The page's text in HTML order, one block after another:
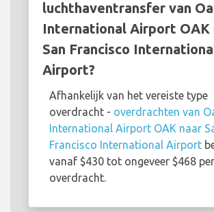
luchthaventransfer van
International Airport OAK
San Francisco
Airport?
Afhankelijk van het vereiste type
overdracht - overdrachten van
International Airport OAK naar
Francisco International Airport
vanaf $430 tot ongeveer $468 per
overdracht.